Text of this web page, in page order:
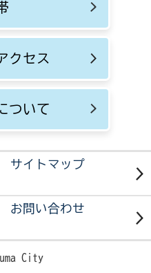
クセス
ついて
サイトマップ
お問い合わせ
City